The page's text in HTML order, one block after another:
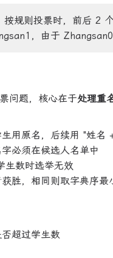
按规则投票时，前后 2
，由于
问题，核心在于处理重
用原名，后续用 "姓名
必须在候选人名单中
生数时选举无效
胜，相同则取字典序最
超过学生数